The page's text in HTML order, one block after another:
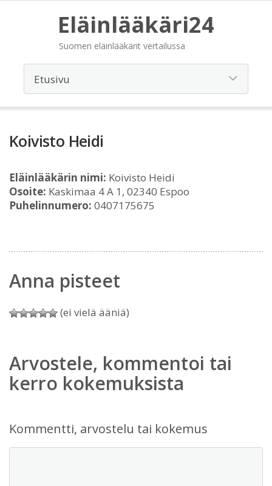
Eläinlääkäri24
Suomen eläinlääkärit vertailussa
Koivisto Heidi
Eläinlääkärin nimi: Koivisto Heidi
Osoite: Kaskimaa 4 A 1, 02340 Espoo
Puhelinnumero: 0407175675
Anna pisteet
(ei vielä ääniä)
Arvostele, kommentoi tai
kerro kokemuksista
Kommentti, arvostelu tai kokemus